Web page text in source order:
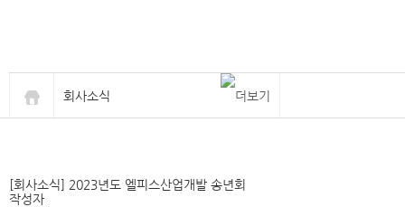
회사소식
[회사소식] 2023년도 엘피스산업개발 송년회
작성자